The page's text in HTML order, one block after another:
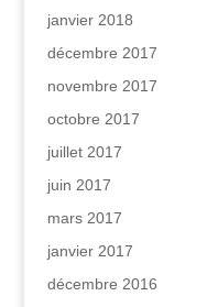
janvier 2018
décembre 2017
novembre 2017
octobre 2017
juillet 2017
juin 2017
mars 2017
janvier 2017
décembre 2016